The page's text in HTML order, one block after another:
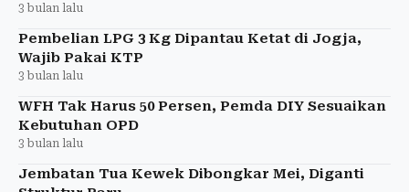
3 bulan lalu
Pembelian LPG 3 Kg Dipantau Ketat di Jogja,
Wajib Pakai KTP
3 bulan lalu
WFH Tak Harus 50 Persen, Pemda DIY Sesuaikan
Kebutuhan OPD
3 bulan lalu
Jembatan Tua Kewek Dibongkar Mei, Diganti